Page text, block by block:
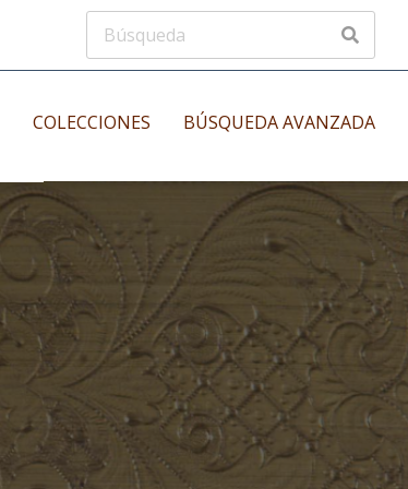
COLECCIONES
Manuscritos musicales
Incunables
BÚSQUEDA AVANZADA